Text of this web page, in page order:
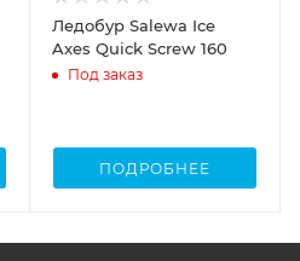
Ледобур Salewa Ice
Axes Quick Screw 160
Под заказ
ПОДРОБНЕЕ